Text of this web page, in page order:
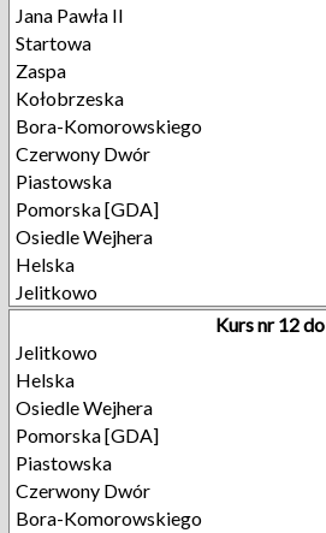
Jana Pawła II
Startowa
Zaspa
Kołobrzeska
Bora-Komorowskiego
Czerwony Dwór
Piastowska
Pomorska [GDA]
Osiedle Wejhera
Helska
Jelitkowo
Kurs nr 12 do
Jelitkowo
Helska
Osiedle Wejhera
Pomorska [GDA]
Piastowska
Czerwony Dwór
Bora-Komorowskiego